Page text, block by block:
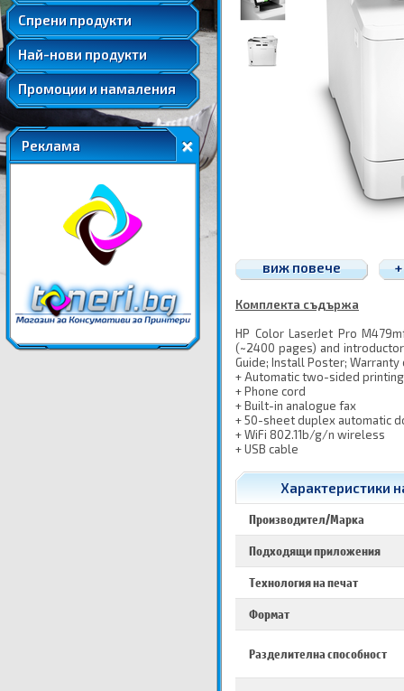
Спрени продукти
Удължени и допълнителни гаранции
Най-нови продукти
Промоции и намаления
Реклама
виж повече
Комплекта съдържа
HP Color LaserJet Pro
(~2400 pages) and
Guide; Install Poster; Warranty
+ Automatic two-sided
+ Phone cord
+ Built-in analogue fax
+ 50-sheet duplex automatic
+ WiFi 802.11b/g/n wireless
+ USB cable
Характеристики
Производител/Марка
Подходящи приложения
Технология на печат
Формат
Разделителна способност